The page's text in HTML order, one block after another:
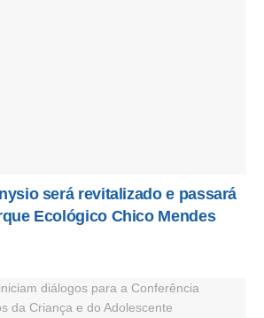
será revitalizado e passará
Ecológico Chico Mendes